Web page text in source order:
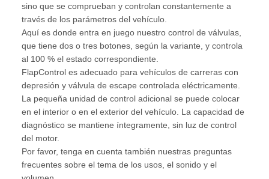
sino que se comprueban y controlan constantemente a
través de los parámetros del vehículo.
Aquí es donde entra en juego nuestro control de válvulas,
que tiene dos o tres botones, según la variante, y controla
al 100 % el estado correspondiente.
FlapControl es adecuado para vehículos de carreras con
depresión y válvula de escape controlada eléctricamente.
La pequeña unidad de control adicional se puede colocar
en el interior o en el exterior del vehículo. La capacidad de
diagnóstico se mantiene íntegramente, sin luz de control
del motor.
Por favor, tenga en cuenta también nuestras preguntas
frecuentes sobre el tema de los usos, el sonido y el